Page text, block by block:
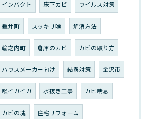
インパクト 床下カビ ウイルス対策
垂井町 スッキリ喉 解消方法
輪之内町 倉庫のカビ カビの取り方
ハウスメーカー向け 結露対策 金沢市
喉イガイガ 水抜き工事 カビ喘息
カビの塊 住宅リフォーム